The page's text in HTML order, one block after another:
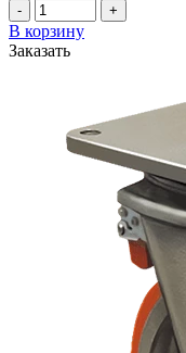
- +
В корзину
Заказать